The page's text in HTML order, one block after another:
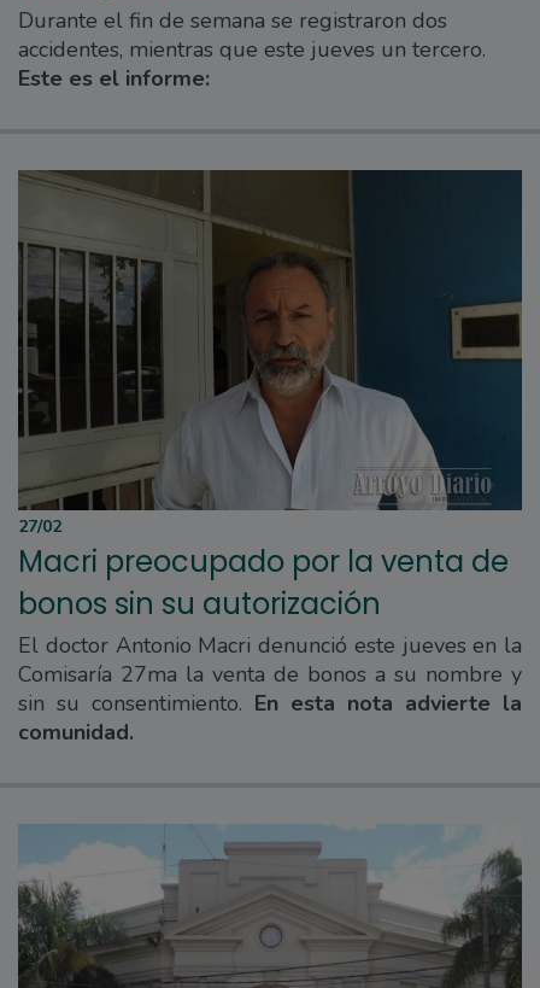
Durante el fin de semana se registraron dos
accidentes, mientras que este jueves un tercero.
Este es el informe:
27/02
Macri preocupado por la venta de
bonos sin su autorización
El doctor Antonio Macri denunció este jueves en la
Comisaría 27ma la venta de bonos a su nombre y
sin su consentimiento. En esta nota advierte la
comunidad.